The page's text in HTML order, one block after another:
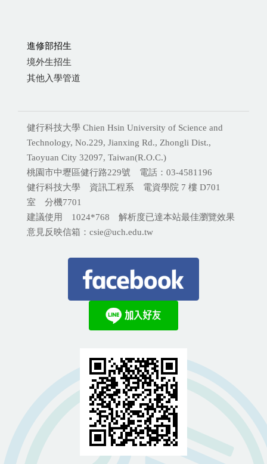
進修部招生
境外生招生
其他入學管道
健行科技大學 Chien Hsin University of Science and
Technology, No.229, Jianxing Rd., Zhongli Dist.,
Taoyuan City 32097, Taiwan(R.O.C.)
桃園市中壢區健行路229號 電話：03-4581196
健行科技大學 資訊工程系 電資學院 7 樓 D701
室 分機7701
建議使用 1024*768 解析度已達本站最佳瀏覽效果
意見反映信箱：csie@uch.edu.tw